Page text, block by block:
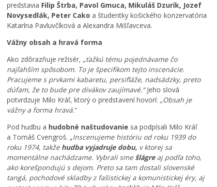
predstavia Filip Štrba, Pavol Gmuca, Mikuláš Dzurík, Jozef
Novysedlák, Peter Cako a študentky košického konzervatória
Katarína Pavluvčíková a Alexandra Mišľavceva.
Vážny obsah a hravá forma
Ako zdôrazňuje režisér, „ťažkú tému pojednávame čo
najľahším spôsobom. To je špecifikom tejto inscenácie.
Pracujeme s prvkami kabaretu, persifláže, nadsádzky, preto
dúfam, že to bude pre divákov zaujímavé.“Jeho slová
potvrdzuje Milo Kráľ, ktorý o predstavení hovorí: „Obsah je
vážny a forma hravá.“
Pod hudbu a hudobné naštudovanie sa podpísali Milo Kráľ
a Tomáš Cvengroš. „Inscenujeme históriu od roku 1939 do
roku 1974, takže hudba vyjadruje dobu, v ktorej sa
momentálne nachádzame. Vybrali smešlágreaj podľa toho,
ako korešpondujú s dejom. Preto sa tam dostali slovenské
tangá, pochodové skladby z fašistickej a komunistickej éry, aj
M
i
n
M
v
i
e
C
o
n
o
p
ä
ť
o
ž
i